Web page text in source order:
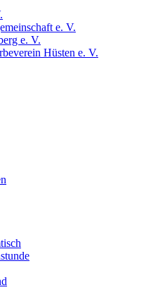
e. V.
e. V.
Hüsten e. V.